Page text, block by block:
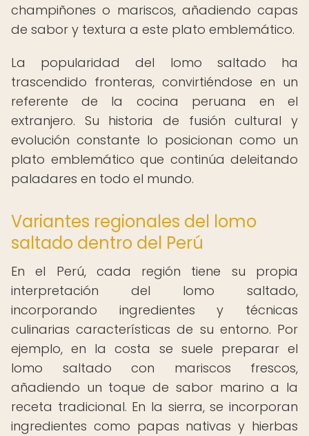
champiñones o mariscos, añadiendo capas
de sabor y textura a este plato emblemático.
La popularidad del lomo saltado ha
trascendido fronteras, convirtiéndose en un
referente de la cocina peruana en el
extranjero. Su historia de fusión cultural y
evolución constante lo posicionan como un
plato emblemático que continúa deleitando
paladares en todo el mundo.
Variantes regionales del lomo
saltado dentro del Perú
En el Perú, cada región tiene su propia
interpretación del lomo saltado,
incorporando ingredientes y técnicas
culinarias características de su entorno. Por
ejemplo, en la costa se suele preparar el
lomo saltado con mariscos frescos,
añadiendo un toque de sabor marino a la
receta tradicional. En la sierra, se incorporan
ingredientes como papas nativas y hierbas